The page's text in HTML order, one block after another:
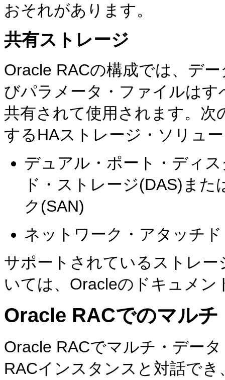
おそれがあります。
共有ストレージ
Oracle RACの構成では、デ
びパラメータ・ファイルは
共有されて使用されます。
するHAストレージ・ソリュ
デュアル・ポート・ディ
ド・ストレージ(DAS)ま
ク(SAN)
ネットワーク・アタッチ
サポートされているストレ
いては、Oracleのドキュメン
Oracle RACでのマル
Oracle RACでマルチ・デー
RACインスタンスと対話で